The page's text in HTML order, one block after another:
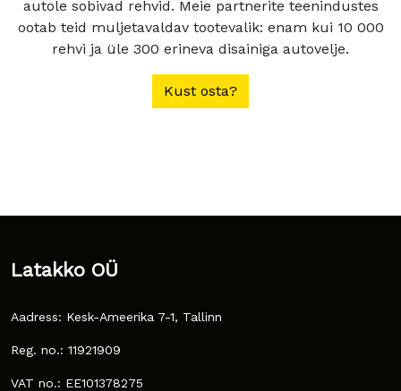
autole sobivad rehvid. Meie partnerite teenindustes
ootab teid muljetavaldav tootevalik: enam kui 10 000
rehvi ja üle 300 erineva disainiga autovelje.
Kust osta?
Latakko OÜ
Aadress: Kesk-Ameerika 7-1, Tallinn
Reg. no.: 11921909
VAT no.: EE101378275